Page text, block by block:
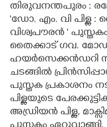
CARTOONS
LITERATURE
ZOOM
CONTACT US
തിരുവനന്തപുരം :
'ഡോ. എം. വി പിള്ള :
വിശ്വപൗരൻ ' പുസ്തകം
തൈക്കാട് ഗവ.
ഹയർസെക്കൻഡറി
ചടങ്ങിൽ
പുസ്തക പ്രകാശനം
പിള്ളയുടെ
അഡ്രിയൻ പിള്ള,